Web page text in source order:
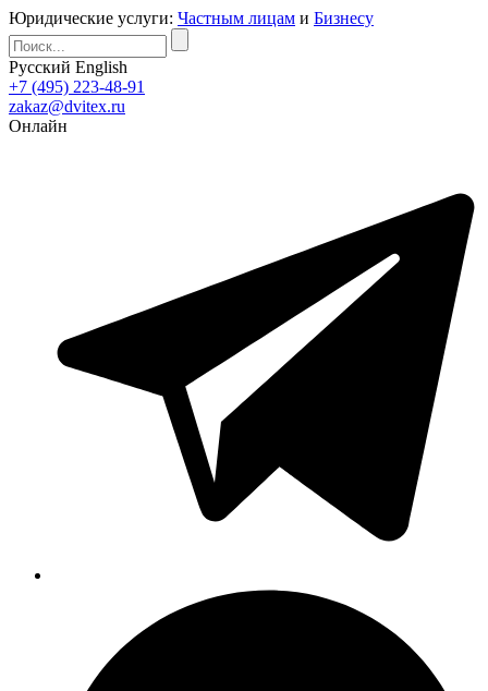
Юридические услуги: Частным лицам и Бизнесу
Русский English
+7 (495) 223-48-91
zakaz@dvitex.ru
Онлайн